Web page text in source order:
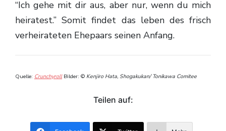
“Ich gehe mit dir aus, aber nur, wenn du mich
heiratest.” Somit findet das leben des frisch
verheirateten Ehepaars seinen Anfang.
Quelle: Crunchyroll Bilder: © Kenjiro Hata, Shogakukan/ Tonikawa Comitee
Teilen auf: